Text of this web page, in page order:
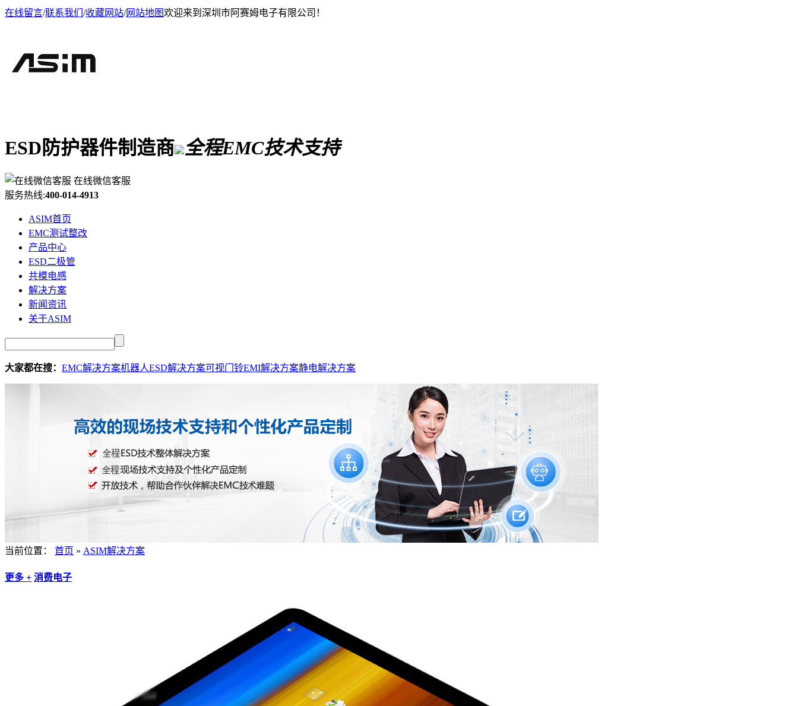
在线留言/联系我们 /收藏网站/网站地图欢迎来到深圳市阿赛姆电子有限公司！
ESD防护器件制造商 全程EMC技术支持
在线微信客服
服务热线:400-014-4913
ASIM首页
EMC测试整改
产品中心
ESD二极管
共模电感
解决方案
新闻资讯
关于ASIM
大家都在搜： EMC解决方案机器人ESD解决方案可视门铃EMI解决方案静电解决方案
当前位置： 首页 » ASIM解决方案
更多 + 消费电子